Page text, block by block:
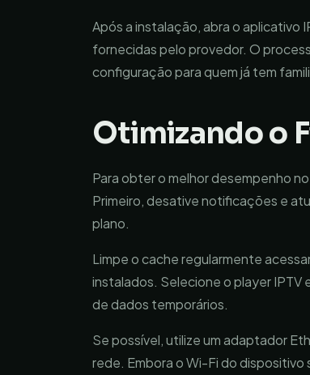
Após a instalação, abra o aplicativo
fornecidas pelo provedor. O
configuração para quem já tem
Otimizando o
Para obter o melhor desempenho
Primeiro, desative notificações e
plano.
Limpe o cache regularmente
instalados. Selecione o player IPTV
de dados temporários.
Se possível, utilize um adaptador
rede. Embora o Wi-Fi do